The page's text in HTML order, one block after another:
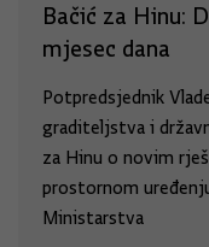
Bačić za Hinu:
mjesec dana
Potpredsjednik
graditeljstva i
za Hinu o novim
prostornom
Ministarstva